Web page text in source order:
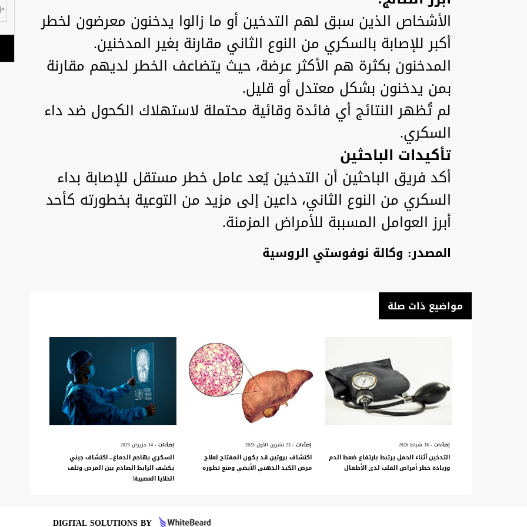
الأشخاص الذين سبق لهم التدخين أو ما زالوا يدخنون معرضون لخطر
أكبر للإصابة بالسكري من النوع الثاني مقارنة بغير المدخنين.
المدخنون بكثرة هم الأكثر عرضة، حيث يتضاعف الخطر لديهم مقارنة
بمن يدخنون بشكل معتدل أو قليل.
لم تُظهر النتائج أي فائدة وقائية محتملة لاستهلاك الكحول ضد داء
السكري.
تأكيدات الباحثين
أكد فريق الباحثين أن التدخين يُعد عامل خطر مستقل للإصابة بداء
السكري من النوع الثاني، داعين إلى مزيد من التوعية بخطورته كأحد
أبرز العوامل المسببة للأمراض المزمنة.
المصدر: وكالة نوفوستي الروسية
مواضيع ذات صلة
إضآءات- 18 شباط 2026
التدخين أثناء الحمل يرتبط بارتفاع ضغط الدم
وزيادة خطر أمراض القلب لدى الأطفال
إضآءات - 23 تشرين الأول 2025
اكتشاف بروتين قد يكون المفتاح لعلاج
مرض الكبد الدهني الأيضي ومنع تطوره
إضآءات- 14 حزيران 2025
السكري يهاجم الدماغ.. اكتشاف جيني
يكشف الرابط الصادم بين المرض وتلف
الخلايا العصبية!
DIGITAL SOLUTIONS BY